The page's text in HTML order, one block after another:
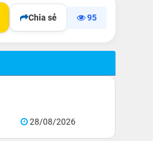
Chia sẻ 95
28/08/2026